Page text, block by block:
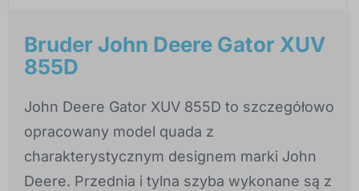
Bruder John Deere Gator XUV
855D
John Deere Gator XUV 855D to szczegółowo
opracowany model quada z
charakterystycznym designem marki John
Deere. Przednia i tylna szyba wykonane są z